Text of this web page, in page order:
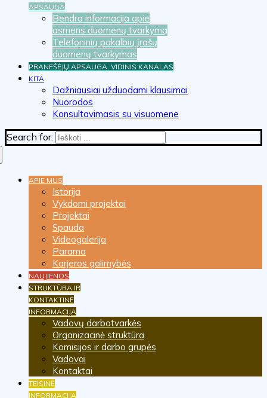
APSAUGA
Bendra informacija apie
asmens duomenų tvarkymą
Telefoninių pokalbių įrašų
duomenų tvarkymas
PRANEŠĖJŲ APSAUGA. VIDINIS KANALAS
KITA
Dažniausiai užduodami klausimai
Nuorodos
Konsultavimasis su visuomene
Search for:
APIE MUS
Istorija
Vykdomi projektai
Projektai
Spauda
Videogalerija
Parama
Karjeros galimybės
NAUJIENOS
STRUKTŪRA IR
KONTAKTINĖ
INFORMACIJA
Vadovų darbotvarkės
Organizacinė struktūra
Komisijos ir darbo grupės
Vadovai
Kontaktai
TEISINĖ
INFORMACIJA